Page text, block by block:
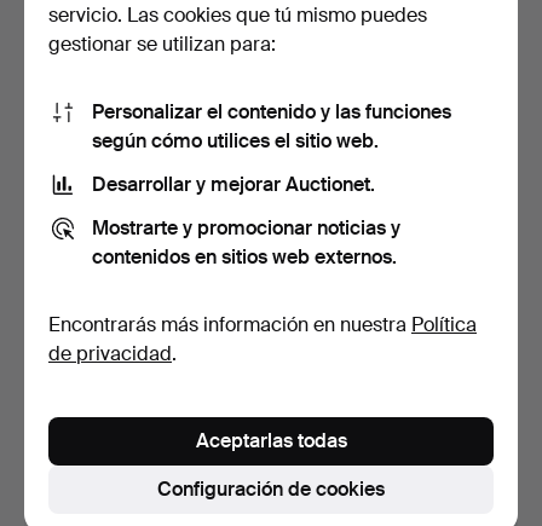
LÁMPARAS - Latón y
cristal, segunda mitad …
Subastado 6 jul 2026
1 puja
32 USD
LÁMPARAS DE VENTANA -
Un par de metal dora…
1 puja
22 USD
servicio. Las cookies que tú mismo puedes
gestionar se utilizan para:
Personalizar el contenido y las funciones
según cómo utilices el sitio web.
Desarrollar y mejorar Auctionet.
Mostrarte y promocionar noticias y
contenidos en sitios web externos.
Encontrarás más información en nuestra Política
de privacidad.
Configuración de cookies
Aceptarlas todas